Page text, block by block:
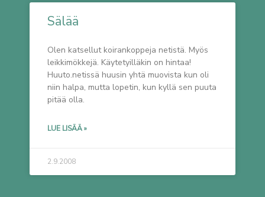
Sälää
Olen katsellut koirankoppeja netistä. Myös
leikkimökkejä. Käytetyilläkin on hintaa!
Huuto.netissä huusin yhtä muovista kun oli
niin halpa, mutta lopetin, kun kyllä sen puuta
pitää olla.
LUE LISÄÄ »
2.9.2008